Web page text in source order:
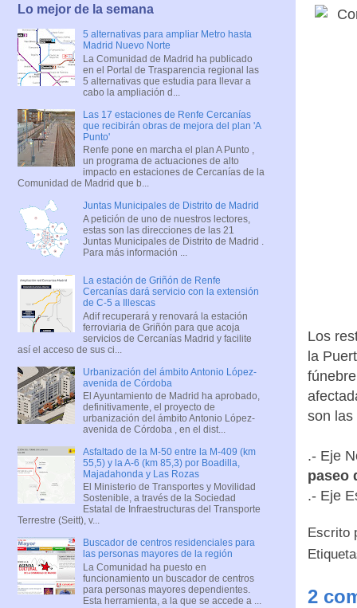
Los
la
son las
.- Eje
paseo
.- Eje
Escrito
2
Lo mejor de la semana
5 alternativas para ampliar Metro hasta
Madrid Nuevo Norte
La Comunidad de Madrid ha publicado
en el Portal de Trasparencia regional las
5 alternativas que estudia para llevar a
cabo la ampliación d...
Las 17 estaciones de Renfe Cercanías
que recibirán obras de mejora del plan 'A
Punto'
Renfe pone en marcha el plan A Punto ,
un programa de actuaciones de alto
impacto en estaciones de Cercanías de la
Comunidad de Madrid que b...
Juntas Municipales de Distrito de Madrid
A petición de uno de nuestros lectores,
estas son las direcciones de las 21
Juntas Municipales de Distrito de Madrid .
Para más información ...
La estación de Griñón de Renfe
Cercanías dará servicio con la extensión
de C-5 a Illescas
Adif recuperará y renovará la estación
ferroviaria de Griñón para que acoja
servicios de Cercanías Madrid y facilite
así el acceso de sus ci...
Urbanización del ámbito Antonio López-
avenida de Córdoba
El Ayuntamiento de Madrid ha aprobado,
definitivamente, el proyecto de
urbanización del ámbito Antonio López-
avenida de Córdoba , en el dist...
Asfaltado de la M-50 entre la M-409 (km
55,5) y la A-6 (km 85,3) por Boadilla,
Majadahonda y Las Rozas
El Ministerio de Transportes y Movilidad
Sostenible, a través de la Sociedad
Estatal de Infraestructuras del Transporte
Terrestre (Seitt), v...
Buscador de centros residenciales para
las personas mayores de la región
La Comunidad ha puesto en
funcionamiento un buscador de centros
para personas mayores dependientes.
Esta herramienta, a la que se accede a ...